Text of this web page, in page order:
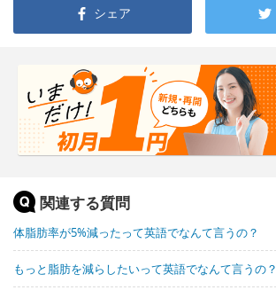
シェア
関連する質問
体脂肪率が5%減ったって英語でなんて言うの？
もっと脂肪を減らしたいって英語でなんて言うの？